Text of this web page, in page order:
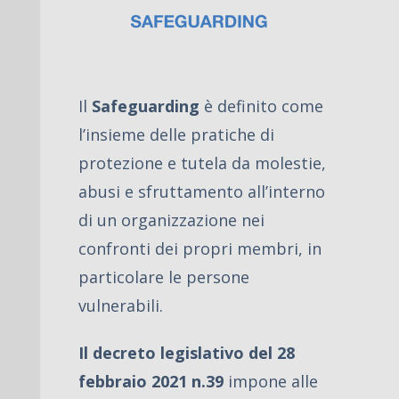
Il Safeguarding è definito come
l’insieme delle pratiche di
protezione e tutela da molestie,
abusi e sfruttamento all’interno
di un organizzazione nei
confronti dei propri membri, in
particolare le persone
vulnerabili.
Il decreto legislativo del 28
febbraio 2021 n.39 impone alle